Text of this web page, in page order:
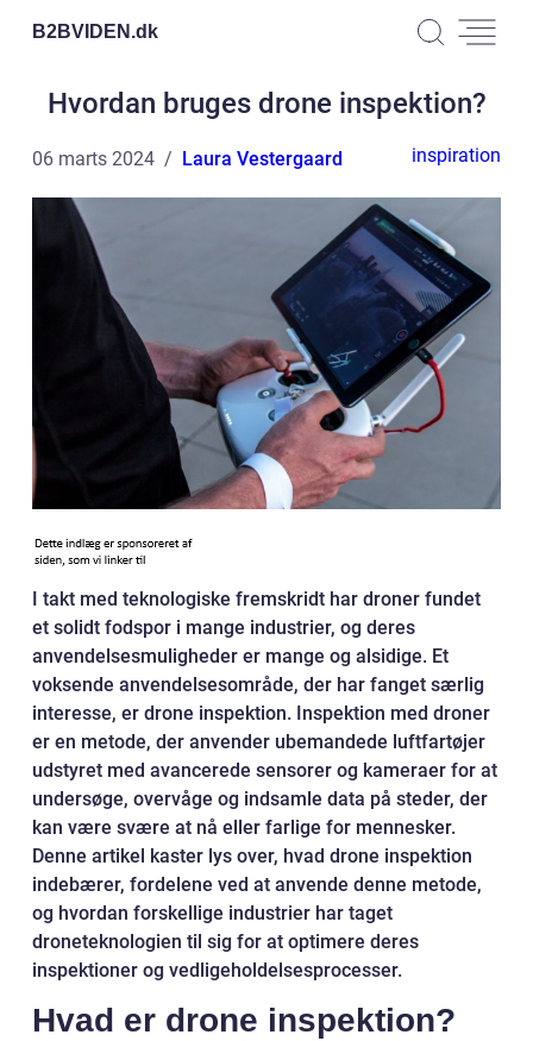
B2BVIDEN.dk
Hvordan bruges drone inspektion?
06 marts 2024 Laura Vestergaard inspiration
I takt med teknologiske fremskridt har droner fundet
et solidt fodspor i mange industrier, og deres
anvendelsesmuligheder er mange og alsidige. Et
voksende anvendelsesområde, der har fanget særlig
interesse, er drone inspektion. Inspektion med droner
er en metode, der anvender ubemandede luftfartøjer
udstyret med avancerede sensorer og kameraer for at
undersøge, overvåge og indsamle data på steder, der
kan være svære at nå eller farlige for mennesker.
Denne artikel kaster lys over, hvad drone inspektion
indebærer, fordelene ved at anvende denne metode,
og hvordan forskellige industrier har taget
droneteknologien til sig for at optimere deres
inspektioner og vedligeholdelsesprocesser.
Hvad er drone inspektion?